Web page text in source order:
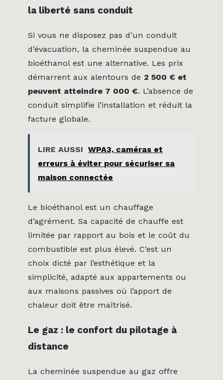
la liberté sans conduit
Si vous ne disposez pas d’un conduit
d’évacuation, la cheminée suspendue au
bioéthanol est une alternative. Les prix
démarrent aux alentours de 2 500 € et
peuvent atteindre 7 000 €. L’absence de
conduit simplifie l’installation et réduit la
facture globale.
LIRE AUSSI WPA3, caméras et
erreurs à éviter pour sécuriser sa
maison connectée
Le bioéthanol est un chauffage
d’agrément. Sa capacité de chauffe est
limitée par rapport au bois et le coût du
combustible est plus élevé. C’est un
choix dicté par l’esthétique et la
simplicité, adapté aux appartements ou
aux maisons passives où l’apport de
chaleur doit être maîtrisé.
Le gaz : le confort du pilotage à
distance
La cheminée suspendue au gaz offre